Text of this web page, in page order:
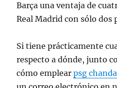
Barça una ventaja de
Real Madrid con sólo dos
Si tiene prácticamente
respecto a dónde, junto
cómo emplearpsg